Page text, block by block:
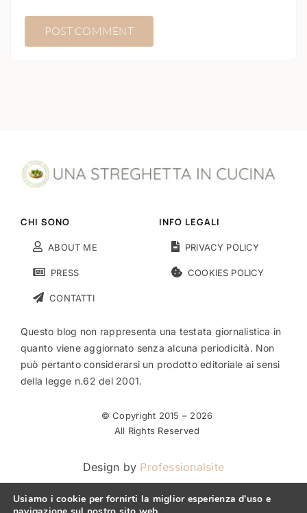
CHI SONO
ABOUT ME
PRESS
CONTATTI
INFO LEGALI
PRIVACY POLICY
COOKIES POLICY
Questo blog non rappresenta una testata giornalistica in
quanto viene aggiornato senza alcuna periodicità. Non
può pertanto considerarsi un prodotto editoriale ai sensi
della legge n.62 del 2001.
© Copyright 2015 – 2026
All Rights Reserved
Design by Professionalsite
Usiamo i cookie per fornirti la miglior esperienza d'uso e